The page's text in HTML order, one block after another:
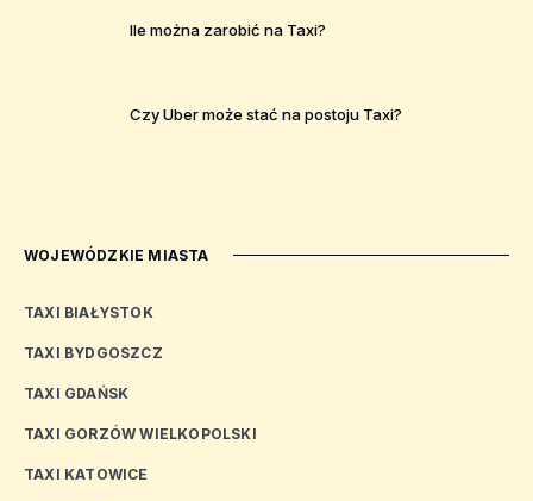
Ile można zarobić na Taxi?
Czy Uber może stać na postoju Taxi?
WOJEWÓDZKIE MIASTA
TAXI BIAŁYSTOK
TAXI BYDGOSZCZ
TAXI GDAŃSK
TAXI GORZÓW WIELKOPOLSKI
TAXI KATOWICE